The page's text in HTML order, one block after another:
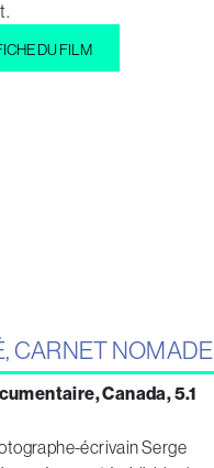
DU FILM
CARNET NOMADE
Canada, 5.1
écrivain Serge